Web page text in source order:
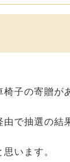
子の寄贈が
で抽選の結
います。